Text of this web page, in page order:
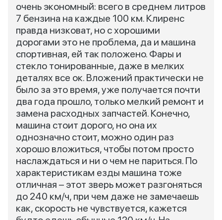
очень экономный: всего в среднем литров
7 бензина на каждые 100 км. Клиренс
правда низковат, но с хорошими
дорогами это не проблема, да и машина
спортивная, ей так положено. Фары и
стекло тонированные, даже в мелких
деталях все ок. Вложений практически не
было за это время, уже получается почти
два года прошло, только мелкий ремонт и
замена расходных запчастей. Конечно,
машина стоит дорого, но она их
однозначно стоит, можно один раз
хорошо вложиться, чтобы потом просто
наслаждаться и ни о чем не париться. По
характеристикам езды машина тоже
отличная – этот зверь может разгоняться
до 240 км/ч, при чем даже не замечаешь
как, скорость не чувствуется, кажется